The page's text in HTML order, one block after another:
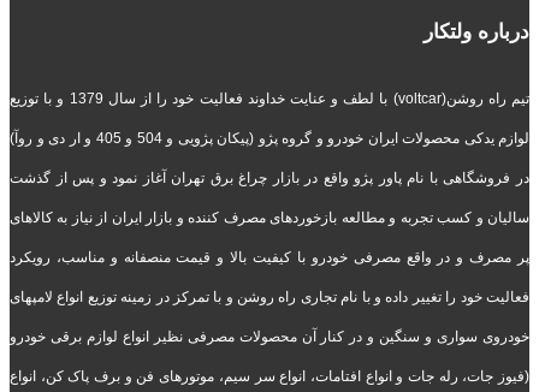
درباره ولتکار
تیم راه روشن(voltcar) با لطف و عنایت خداوند فعالیت خود را از سال 1379 و با توزیع
لوازم یدکی محصولات ایران خودرو و گروه پژو (پیکان پژویی و 504 و 405 و ار دی و روآ)
در فروشگاهی با نام پاور پژو واقع در بازار چراغ برق تهران آغاز نمود و پس از گذشت
سالیان و کسب تجربه و مطالعه بازخوردهای مصرف کننده و بازار ایران از نیاز به کالاهای
پر مصرف و در واقع مصرفی خودرو با کیفیت بالا و قیمت منصفانه و مناسب، رویکرد
فعالیت خود را تغییر داده و با نام تجاری راه روشن و با تمرکز در زمینه توزیع انواع لامپهای
خودروی سواری و سنگین و در کنار آن محصولات مصرفی نظیر انواع لوازم برقی خودرو
(فیوز جات، رله جات و انواع افتامات، انواع سر سیم، موتورهای فن و برف پاک کن، انواع